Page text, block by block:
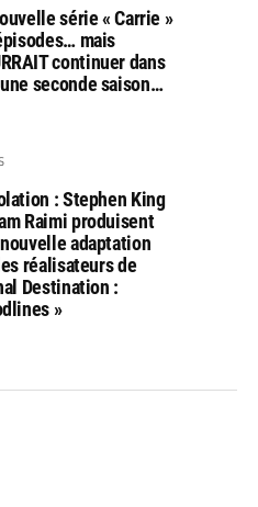
série « Carrie »
mais
continuer dans
seconde saison…
: Stephen King
Raimi produisent
adaptation
réalisateurs de
Destination :
»